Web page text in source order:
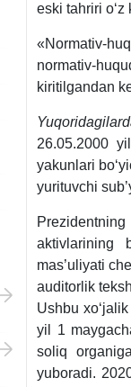
eski tahriri oʻz
«Normativ-
normativ-
kiritilgandan
26.05.2000
yakunlari
yurituvchi
aktivlarining
mas’uliyati
auditorlik
Ushbu
yil 1
soliq
yuboradi.